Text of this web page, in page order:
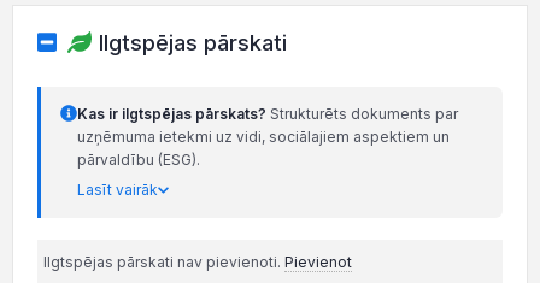
Ilgtspējas pārskati
Kas ir ilgtspējas pārskats? Strukturēts dokuments par
uzņēmuma ietekmi uz vidi, sociālajiem aspektiem un
pārvaldību (ESG).
Lasīt vairāk
Ilgtspējas pārskati nav pievienoti. Pievienot